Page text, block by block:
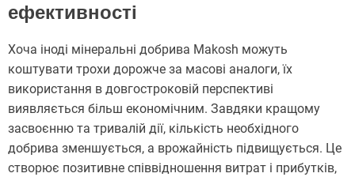
ефективності
Хоча іноді мінеральні добрива Makosh можуть
коштувати трохи дорожче за масові аналоги, їх
використання в довгостроковій перспективі
виявляється більш економічним. Завдяки кращому
засвоєнню та тривалій дії, кількість необхідного
добрива зменшується, а врожайність підвищується. Це
створює позитивне співвідношення витрат і прибутків,